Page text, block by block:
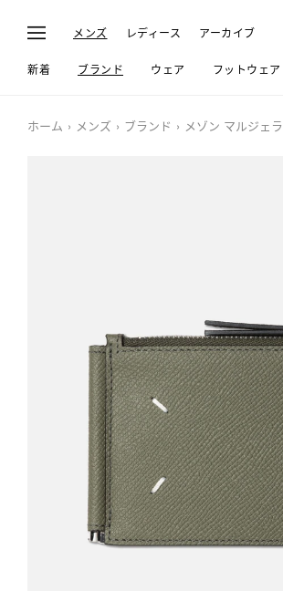
メンズ レディース アーカイブ
新着 ブランド ウェア フットウェア
ホーム メンズ ブランド メゾン マルジェラ